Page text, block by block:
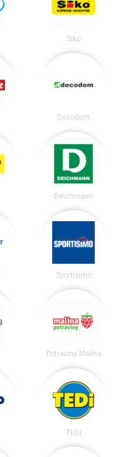
Siko
Decodom
Deichmann
Sportisimo
Potraviny Malina
TEDi